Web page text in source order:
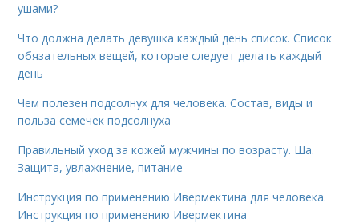
ушами?
Что должна делать девушка каждый день список. Список
обязательных вещей, которые следует делать каждый
день
Чем полезен подсолнух для человека. Состав, виды и
польза семечек подсолнуха
Правильный уход за кожей мужчины по возрасту. Ша.
Защита, увлажнение, питание
Инструкция по применению Ивермектина для человека.
Инструкция по применению Ивермектина